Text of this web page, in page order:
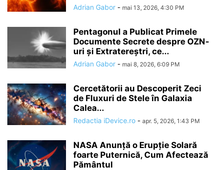
Adrian Gabor - mai 13, 2026, 4:30 PM
Pentagonul a Publicat Primele
Documente Secrete despre OZN-
uri și Extratereștri, ce...
Adrian Gabor - mai 8, 2026, 6:09 PM
Cercetătorii au Descoperit Zeci
de Fluxuri de Stele în Galaxia
Calea...
Redactia iDevice.ro - apr. 5, 2026, 1:43 PM
NASA Anunță o Erupție Solară
foarte Puternică, Cum Afectează
Pământul